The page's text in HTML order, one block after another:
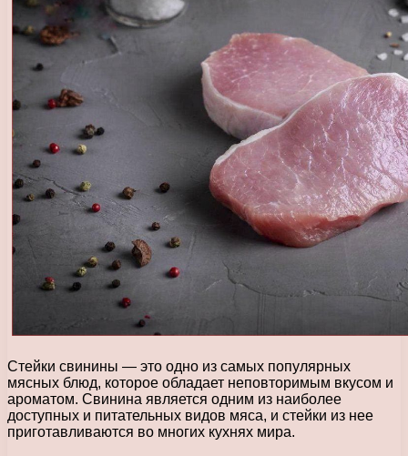
Стейки свинины — это одно из самых популярных
мясных блюд, которое обладает неповторимым вкусом и
ароматом. Свинина является одним из наиболее
доступных и питательных видов мяса, и стейки из нее
приготавливаются во многих кухнях мира.